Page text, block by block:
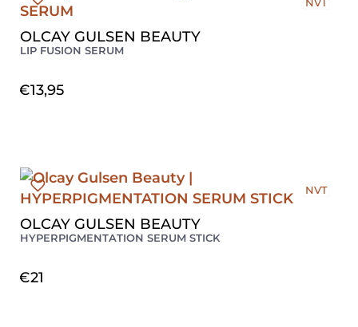
OLCAY GULSEN BEAUTY
LIP FUSION SERUM
€13,95
OLCAY GULSEN BEAUTY
HYPERPIGMENTATION SERUM STICK
€21
NVT